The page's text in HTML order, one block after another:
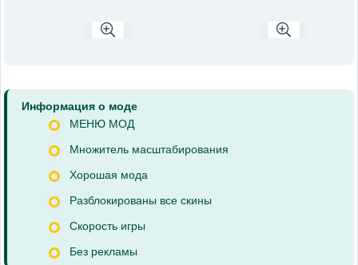
Информация о моде
МЕНЮ МОД
Множитель масштабирования
Хорошая мода
Разблокированы все скины
Скорость игры
Без рекламы